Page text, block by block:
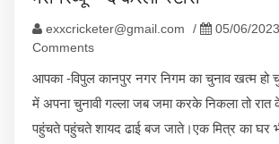
exxcricketer@gmail.com / 05/06/2023
Comments
आपका -विपुल कानपुर नगर निगम का चुनाव खत्म हो
में अपना चुनावी गल्ला जब जमा करके निकला तो
पहुंचते पहुंचते शायद ढाई बज जाते।एक मित्र का घर